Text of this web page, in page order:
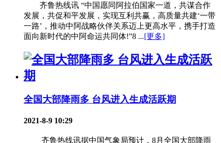
齐鲁热线讯 “中国愿同阿拉伯国家一道，共谋合作
发展，共促和平发展，实现互利共赢，高质量共建‘一带
一路’，推动中阿战略伙伴关系迈上更高水平，携手打造
面向新时代的中阿命运共同体!”8 ...[更多]
全国大部降雨多 台风进入生成活跃期
2021-8-9 10:29
齐鲁热线讯据中国气象局预计，8月全国大部降雨